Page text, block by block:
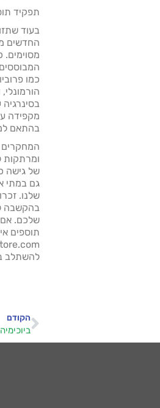
תפקיד
בעוד
החדשים
מקפידה
בהתאם
המחקרים
ומרתקות
של גישה
גם במתי
שלנו.
בהקשבה
שלכם. אם
תוספים
להשתלב
הקודם